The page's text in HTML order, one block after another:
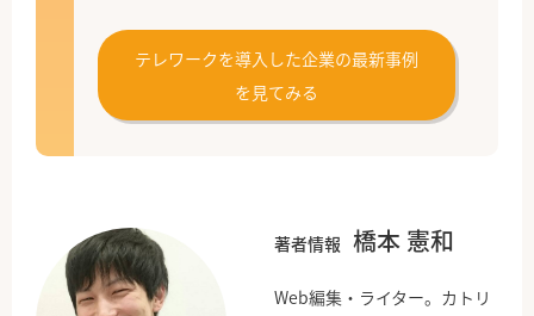
テレワークを導入した企業の最新事例
を見てみる
著者情報 橋本 憲和
Web編集・ライター。カトリ